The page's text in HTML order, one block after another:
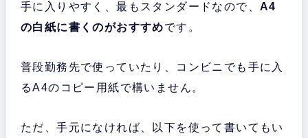
手に入りやすく、最もスタンダードなので、 A4
の白紙に書くのがおすすめです。
普段勤務先で使っていたり、コンビニでも手に入
るA4のコピー用紙で構いません。
ただ、手元になければ、以下を使って書いてもい